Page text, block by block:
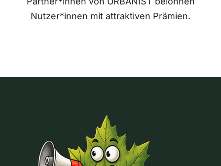
Nutzer*innen mit attraktiven Prämien.